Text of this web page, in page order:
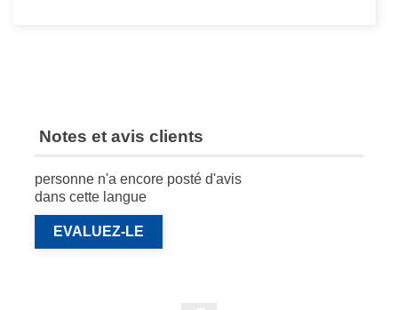
Notes et avis clients
personne n'a encore posté d'avis
dans cette langue
EVALUEZ-LE